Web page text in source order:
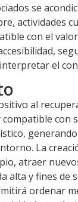
se
actividades
con el
el
al
con
La
atraer
alta y fines de
ordenar